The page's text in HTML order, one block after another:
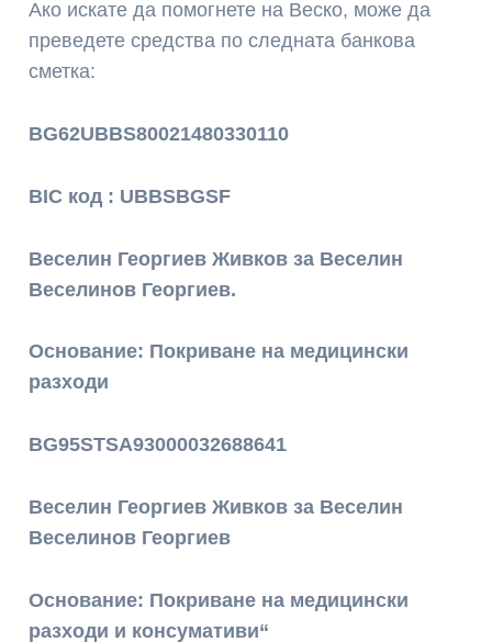
Ако искате да помогнете на Веско, може да
преведете средства по следната банкова
сметка:
BG62UBBS80021480330110
BIC код : UBBSBGSF
Веселин Георгиев Живков за Веселин
Веселинов Георгиев.
Основание: Покриване на медицински
разходи
BG95STSA93000032688641
Веселин Георгиев Живков за Веселин
Веселинов Георгиев
Основание: Покриване на медицински
разходи и консумативи“